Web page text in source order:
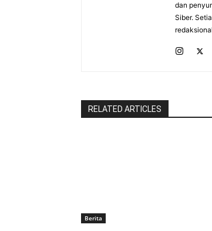
dan
Siber.
RELATED ARTICLES
Berita